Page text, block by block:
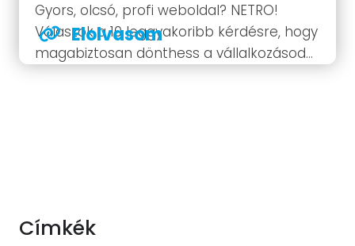
Gyors, olcsó, profi weboldal? NETRO!
Válaszok a 10 leggyakoribb kérdésre, hogy
magabiztosan dönthess a vállalkozásod
online jövőjéről.
Elolvasom
Címkék